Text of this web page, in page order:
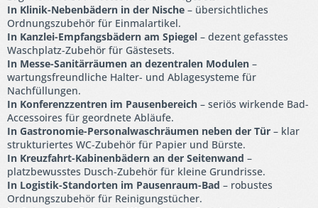
In Klinik-Nebenbädern in der Nische – übersichtliches
Ordnungszubehör für Einmalartikel.
In Kanzlei-Empfangsbädern am Spiegel – dezent gefasstes
Waschplatz-Zubehör für Gästesets.
In Messe-Sanitärräumen an dezentralen Modulen –
wartungsfreundliche Halter- und Ablagesysteme für
Nachfüllungen.
In Konferenzzentren im Pausenbereich – seriös wirkende Bad-
Accessoires für geordnete Abläufe.
In Gastronomie-Personalwaschräumen neben der Tür – klar
strukturiertes WC-Zubehör für Papier und Bürste.
In Kreuzfahrt-Kabinenbädern an der Seitenwand –
platzbewusstes Dusch-Zubehör für kleine Grundrisse.
In Logistik-Standorten im Pausenraum-Bad – robustes
Ordnungszubehör für Reinigungstücher.